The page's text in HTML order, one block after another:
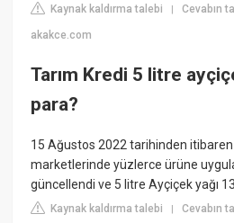
Kaynak kaldırma talebi |Cevabın
akakce.com
Tarım Kredi 5 litre
para?
15 Ağustos 2022 tarihinden
marketlerinde yüzlerce ürüne
güncellendi ve 5 litre Ayçiçek yağı
Kaynak kaldırma talebi |Cevabın